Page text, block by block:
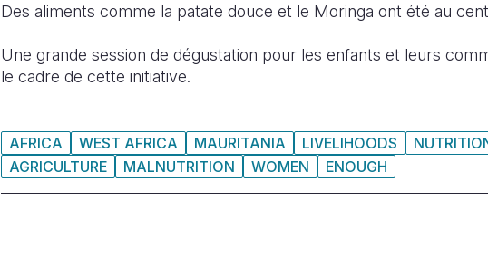
Des aliments comme la patate douce et le Moringa ont été au
Une grande session de dégustation pour les enfants et leurs
le cadre de cette initiative.
AFRICA WEST AFRICA MAURITANIA LIVELIHOODS
AGRICULTURE
MALNUTRITION WOMEN ENOUGH